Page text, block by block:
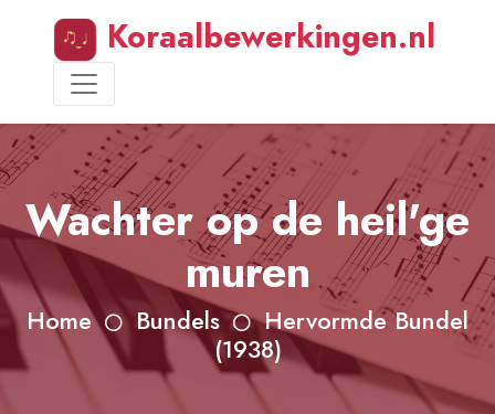
Koraalbewerkingen.nl
Wachter op de heil'ge
muren
Home Bundels
Hervormde Bundel
(1938)